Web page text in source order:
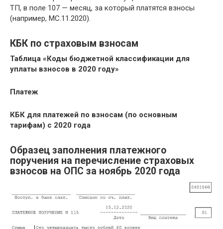
ТП, в поле 107 — месяц, за который платятся взносы
(например, МС.11.2020).
КБК по страховым взносам
Таблица «Коды бюджетной классификации для
уплаты взносов в 2020 году»
Платеж
КБК для платежей по взносам (по основным
тарифам) с 2020 года
Образец заполнения платежного
поручения на перечисление страховых
взносов на ОПС за ноябрь 2020 года